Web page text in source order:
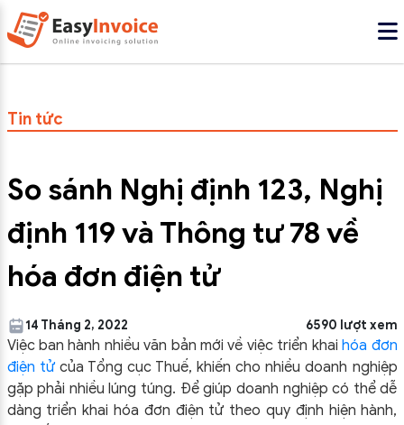
Tin tức
So sánh Nghị định 123, Nghị
định 119 và Thông tư 78 về
hóa đơn điện tử
14 Tháng 2, 2022 6590 lượt xem
Việc ban hành nhiều văn bản mới về việc triển khaihóa đơn
điện tửcủa Tổng cục Thuế, khiến cho nhiều doanh nghiệp
gặp phải nhiều lúng túng. Để giúp doanh nghiệp có thể dễ
dàng triển khai hóa đơn điện tử theo quy định hiện hành,